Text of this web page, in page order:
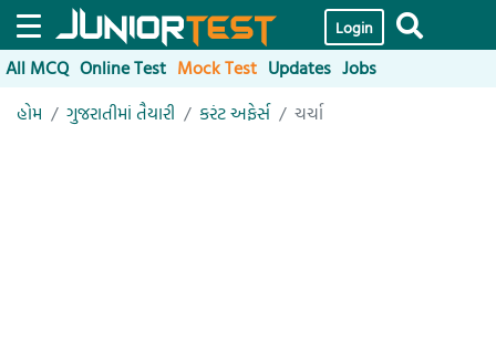
Login
All MCQ Online Test Mock Test Updates Jobs
હોમ
ગુજરાતીમાં તૈયારી કરંટ અફેર્સ ચર્ચા